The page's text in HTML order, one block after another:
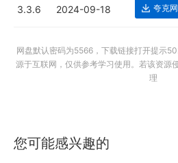
3.3.6 2024-09-18 夸克
网盘默认密码为5566，下载链接打开提示
源于互联网，仅供参考学习使用。若该资源
理
您可能感兴趣的